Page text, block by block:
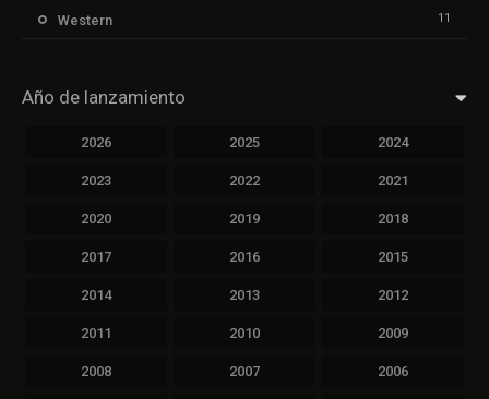
Western 11
Año de lanzamiento
2026 2025 2024
2023 2022 2021
2020 2019 2018
2017 2016 2015
2014 2013 2012
2011 2010 2009
2008 2007 2006